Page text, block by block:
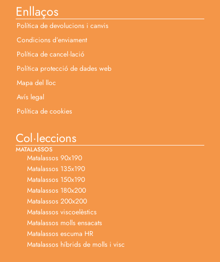
Enllaços
Política de devolucions i canvis
Condicions d’enviament
Política de cancel·lació
Política protecció de dades web
Mapa del lloc
Avís legal
Política de cookies
Col·leccions
MATALASSOS
Matalassos 90x190
Matalassos 135x190
Matalassos 150x190
Matalassos 180x200
Matalassos 200x200
Matalassos viscoelèstics
Matalassos molls ensacats
Matalassos escuma HR
Matalassos híbrids de molls i visc